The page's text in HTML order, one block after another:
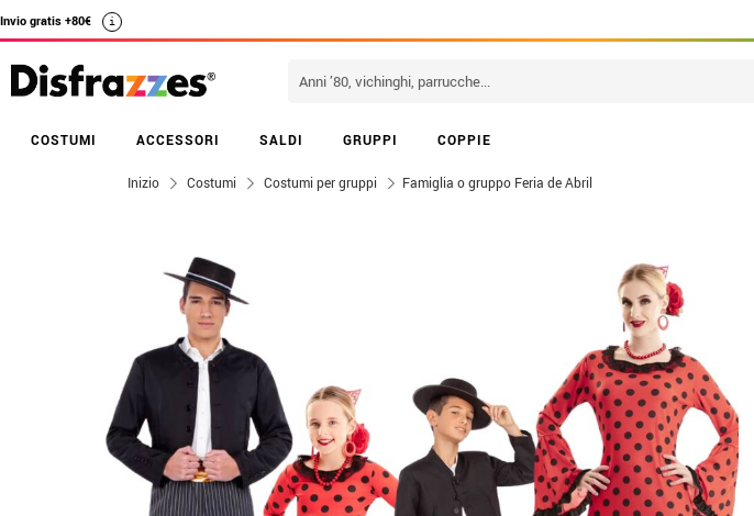
Invio gratis +80€ i
COSTUMI ACCESSORI SALDI GRUPPI COPPIE
Inizio Costumi Costumi per gruppi Famiglia o gruppo Feria de Abril